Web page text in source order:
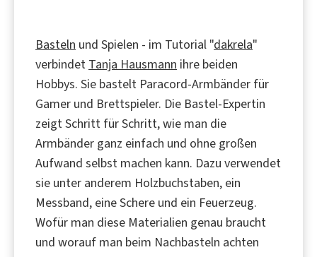
Basteln und Spielen - im Tutorial "dakrela"
verbindet Tanja Hausmann ihre beiden
Hobbys. Sie bastelt Paracord-Armbänder für
Gamer und Brettspieler. Die Bastel-Expertin
zeigt Schritt für Schritt, wie man die
Armbänder ganz einfach und ohne großen
Aufwand selbst machen kann. Dazu verwendet
sie unter anderem Holzbuchstaben, ein
Messband, eine Schere und ein Feuerzeug.
Wofür man diese Materialien genau braucht
und worauf man beim Nachbasteln achten